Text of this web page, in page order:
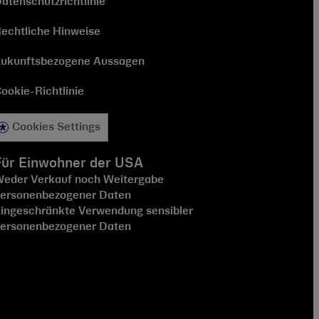
Hinweise
Aussagen
Richtlinie
Cookies Settings
Einwohner der USA
Verkauf noch Weitergabe
Daten
Verwendung sensibler
Daten